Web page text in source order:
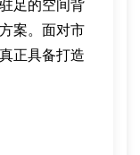
足的空间背
案。面对市
正具备打造